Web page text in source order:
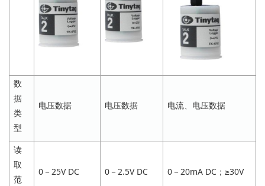
数
据
类
型
电压数据 电压数据 电流、电压数据
读
取
范
0－25V DC 0－2.5V DC 0－20mA DC；≥30V